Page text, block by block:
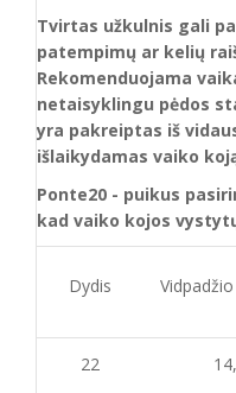
Tvirtas užkulnis gali
patempimų ar kelių
Rekomenduojama
netaisyklingu pėdos
yra pakreiptas iš
išlaikydamas vaiko
Ponte20 - puikus
kad vaiko kojos
Dydis
22